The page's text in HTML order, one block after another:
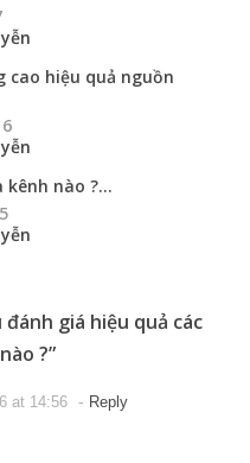
cao hiệu quả nguồn
kênh nào ?...
đánh giá hiệu quả các
?”
at 14:56 - Reply